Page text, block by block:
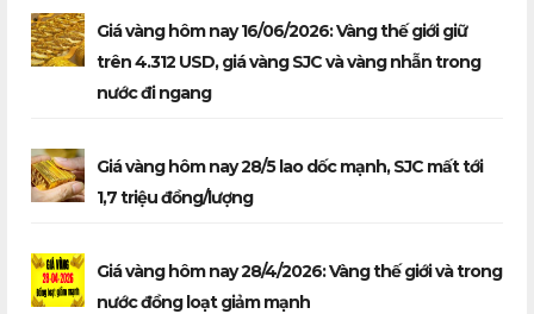
Giá vàng hôm nay 16/06/2026: Vàng thế giới giữ
trên 4.312 USD, giá vàng SJC và vàng nhẫn trong
nước đi ngang
Giá vàng hôm nay 28/5 lao dốc mạnh, SJC mất tới
1,7 triệu đồng/lượng
Giá vàng hôm nay 28/4/2026: Vàng thế giới và trong
nước đồng loạt giảm mạnh